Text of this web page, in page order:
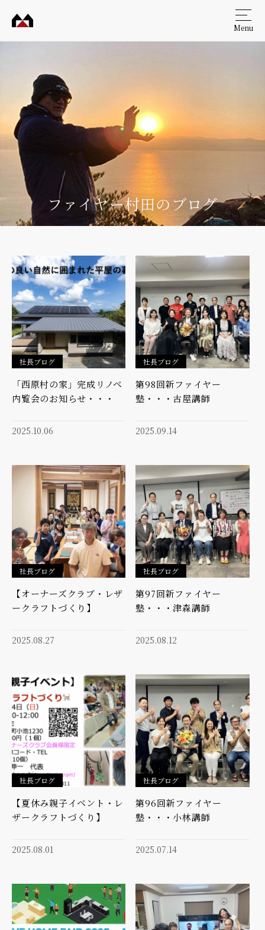
工務
Menu
ファイヤー村田のブログ
社長ブログ
「西原村の家」完成リノベ
内覧会のお知らせ・・・
2025.10.06
社長ブログ
第98回新ファイヤー
塾・・・古屋講師
2025.09.14
社長ブログ
【オーナーズクラブ・レザ
ークラフトづくり】
2025.08.27
社長ブログ
第97回新ファイヤー
塾・・・津森講師
2025.08.12
社長ブログ
【夏休み親子イベント・レ
ザークラフトづくり】
2025.08.01
社長ブログ
第96回新ファイヤー
塾・・・小林講師
2025.07.14